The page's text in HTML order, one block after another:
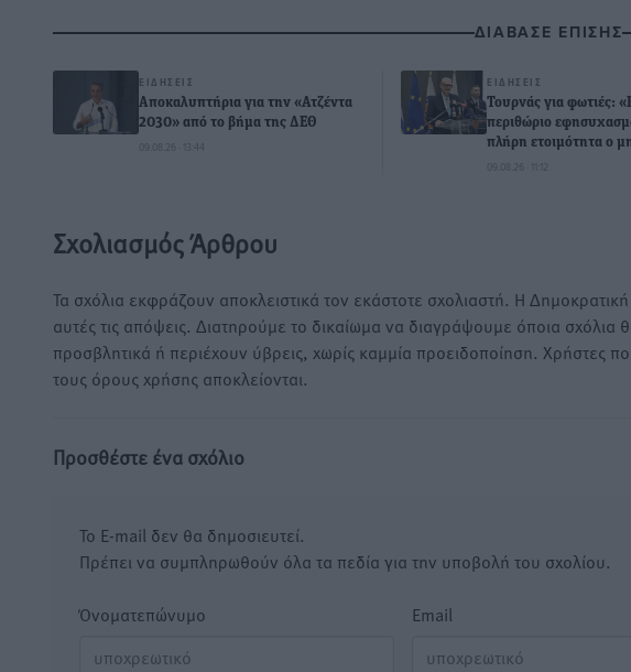
ΔΙΑΒΑΣΕ ΕΠΙΣΗΣ
ΕΙΔΉΣΕΙΣ
Αποκαλυπτήρια για την «Ατζέντα
2030» από το βήμα της ΔΕΘ
09.08.26 · 13:44
ΕΙΔΉΣΕΙΣ
Τουρνάς για φωτιές:
περιθώριο
πλήρη ετοιμότητα ο
09.08.26 · 11:12
Σχολιασμός Άρθρου
Τα σχόλια εκφράζουν αποκλειστικά τον εκάστοτε σχολιαστή. Η Δημοκρατική
αυτές τις απόψεις. Διατηρούμε το δικαίωμα να διαγράψουμε όποια σχόλια
προσβλητικά ή περιέχουν ύβρεις, χωρίς καμμία προειδοποίηση. Χρήστες
τους όρους χρήσης αποκλείονται.
Προσθέστε ένα σχόλιο
Το E-mail δεν θα δημοσιευτεί.
Πρέπει να συμπληρωθούν όλα τα πεδία για την υποβολή του σχολίου.
Όνοματεπώνυμο Email